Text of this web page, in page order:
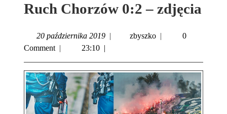
Ruch Chorzów 0:2 – zdjęcia
20 października 2019 | zbyszko |
0
Comment | 23:10 |